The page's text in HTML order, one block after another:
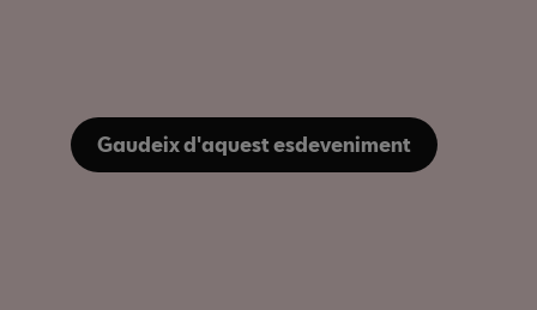
Gaudeix d'aquest esdeveniment